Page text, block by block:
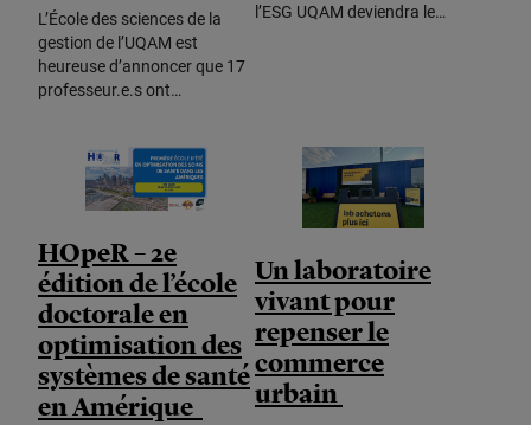
L’École des sciences de la
gestion de l’UQAM est
heureuse d’annoncer que 17
professeur.e.s ont…
l’ESG UQAM deviendra le…
HOpeR – 2e
édition de l’école
doctorale en
optimisation des
systèmes de santé
en Amérique
Un laboratoire
vivant pour
repenser le
commerce
urbain